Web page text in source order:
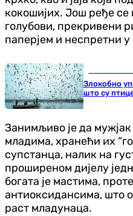
кокошијих. Још ређе се
голубови, прекривени
паперјем и неспретни
Злокобно
што су
Занимљиво је да
младима, хранећи их
супстанца, налик на
проширеном дијелу
богата је мастима,
антиоксидансима, што
раст младунаца.